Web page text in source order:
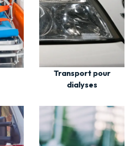
Transport pour
dialyses